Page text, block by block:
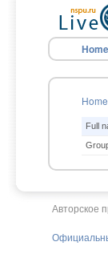
Home
Home
Full
Авторское